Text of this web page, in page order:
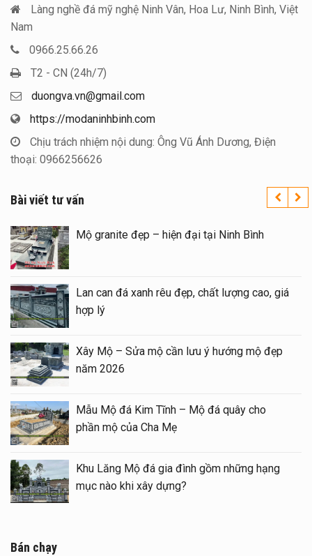
Làng nghề đá mỹ nghệ Ninh Vân, Hoa Lư, Ninh Bình, Việt
Nam
0966.25.66.26
T2 - CN (24h/7)
duongva.vn@gmail.com
https://modaninhbinh.com
Chịu trách nhiệm nội dung: Ông Vũ Ánh Dương, Điện
thoại: 0966256626
Bài viết tư vấn
quốc – Đá
tại Ninh
Mẫu
đình đá
Lăng
Mộ granite đẹp – hiện đại tại Ninh
Lan can đá xanh rêu đẹp, chất
Xây Mộ – Sửa mộ cần lưu ý hướng
Mẫu Mộ đá Kim Tĩnh – Mộ đá quây
phần mộ của Cha Mẹ
Khu Lăng Mộ đá gia đình gồm
mục nào khi xây dựng?
Bán chạy